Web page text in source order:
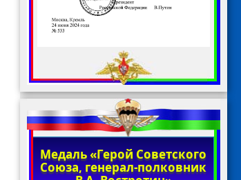
Медаль «Герой Советского
Союза, генерал-полковник